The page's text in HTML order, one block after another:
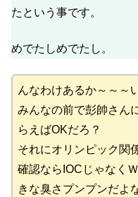
たという事です。
めでたしめでたし。
んなわけあるか～～～
みんなの前で彭帥さん
らえばOKだろ？
それにオリンピック関
確認ならIOCじゃなく
きな臭さプンプンだよ